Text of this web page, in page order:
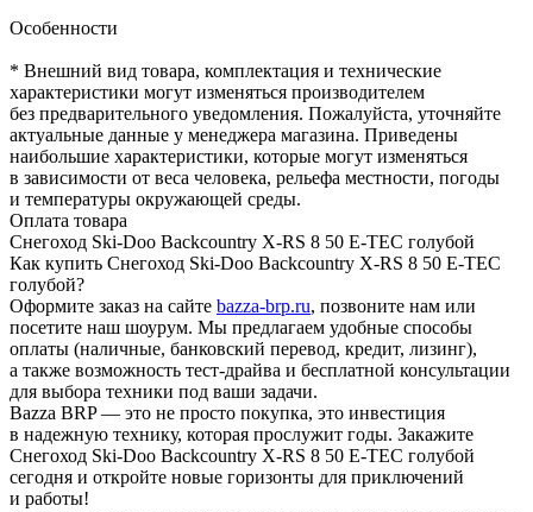
Особенности
* Внешний вид товара, комплектация и технические
характеристики могут изменяться производителем
без предварительного уведомления. Пожалуйста, уточняйте
актуальные данные у менеджера магазина. Приведены
наибольшие характеристики, которые могут изменяться
в зависимости от веса человека, рельефа местности, погоды
и температуры окружающей среды.
Оплата товара
Снегоход Ski-Doo Backcountry X-RS 8 50 E-TEC голубой
Как купить Снегоход Ski-Doo Backcountry X-RS 8 50 E-TEC
голубой?
Оформите заказ на сайте bazza-brp.ru, позвоните нам или
посетите наш шоурум. Мы предлагаем удобные способы
оплаты (наличные, банковский перевод, кредит, лизинг),
а также возможность тест-драйва и бесплатной консультации
для выбора техники под ваши задачи.
Bazza BRP — это не просто покупка, это инвестиция
в надежную технику, которая прослужит годы. Закажите
Снегоход Ski-Doo Backcountry X-RS 8 50 E-TEC голубой
сегодня и откройте новые горизонты для приключений
и работы!